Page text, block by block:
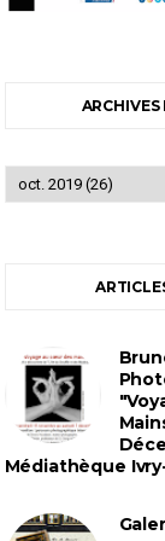
ARCHIVES
Médiathèque